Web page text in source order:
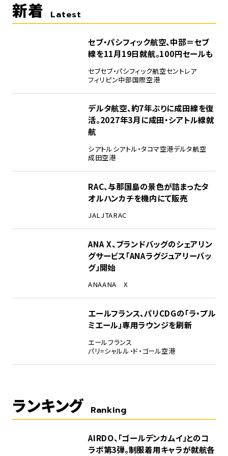
新着 Latest
セブ・パシフィック航空、中部＝セブ
線を11月19日就航。100円セールも
セブセブ・パシフィック航空セントレア
フィリピン中部国際空港
デルタ航空、約7年ぶりに成田線を復
活。2027年3月に成田・シアトル線就
航
シアトルシアトル・タコマ空港デルタ航空
成田空港
RAC、与那国島の景色が詰まったタ
オルハンカチを機内にて販売
JALJTARAC
ANA X、ブランドバッグのシェアリン
グサービス「ANAラグジュアリーバッ
グ」開始
ANAANA X
エールフランス、パリCDGの「ラ・プル
ミエール」専用ラウンジを刷新
エールフランス
パリ=シャルル・ド・ゴール空港
ランキング Ranking
AIRDO、「ゴールデンカムイ」とのコ
ラボ第3弾。制服着用キャラが就航各